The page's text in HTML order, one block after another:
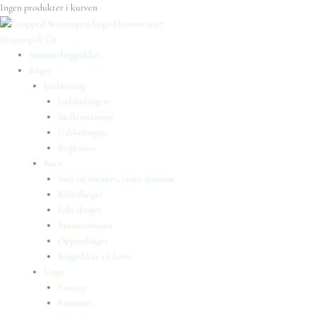
Ingen produkter i kurven
Straarup & Co
Sommerbogpakker
Bøger
Letlæsning
Indskolingen
Mellemtrinnet
Udskolingen
Bogkasser
Børn
Små mennesker, store drømme
Billedbøger
Faktabøger
Børneromaner
Opgavebøger
Bogpakker til børn
Unge
Fantasy
Romaner